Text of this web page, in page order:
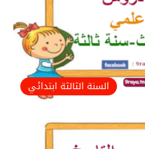
السنة الثالثة ابتدائي